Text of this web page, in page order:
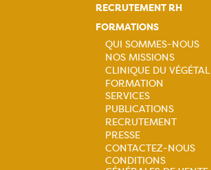
RECRUTEMENT RH
FORMATIONS
Navigation
principale
QUI SOMMES-NOUS
NOS MISSIONS
CLINIQUE DU VÉGÉTAL
FORMATION
SERVICES
PUBLICATIONS
RECRUTEMENT
PRESSE
CONTACTEZ-NOUS
CONDITIONS